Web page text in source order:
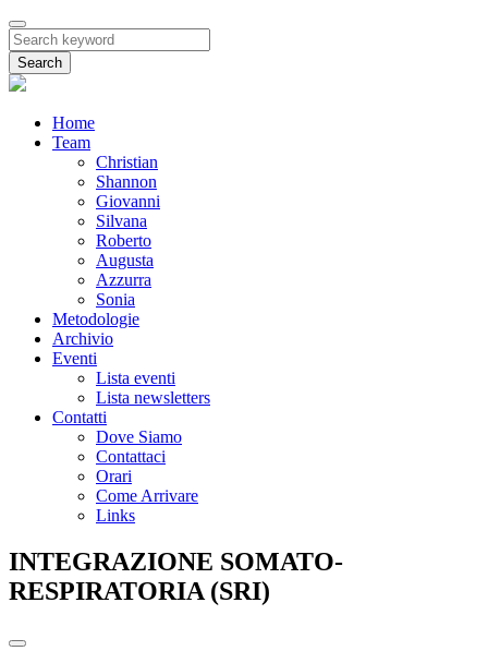
Search
Home
Team
Christian
Shannon
Giovanni
Silvana
Roberto
Augusta
Azzurra
Sonia
Metodologie
Archivio
Eventi
Lista eventi
Lista newsletters
Contatti
Dove Siamo
Contattaci
Orari
Come Arrivare
Links
INTEGRAZIONE SOMATO-
RESPIRATORIA (SRI)